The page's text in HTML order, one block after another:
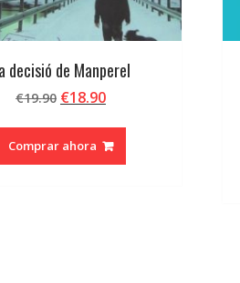
decisió de Manperel
€19.90 El
original
era:
€18.90El
actual
es:
Comprar ahora